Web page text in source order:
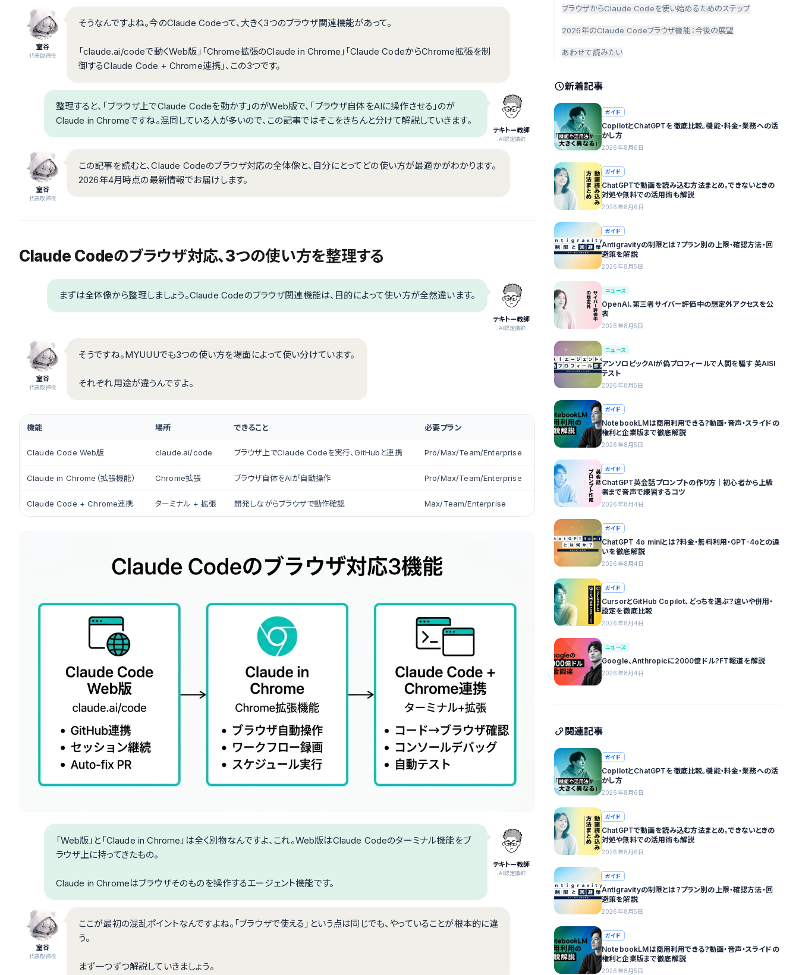
室谷
代表取締役
そうなんですよね。今のClaude Codeって、大きく3つのブラウザ関連機能があって。
「claude.ai/codeで動くWeb版」「Chrome拡張のClaude in Chrome」「Claude CodeからChrome拡張を制
御するClaude Code + Chrome連携」、この3つです。
テキトー教師
.AI認定講師
整理すると、「ブラウザ上でClaude Codeを動かす」のがWeb版で、「ブラウザ自体をAIに操作させる」のが
Claude in Chromeですね。混同している人が多いので、この記事ではそこをきちんと分けて解説していきます。
室谷
代表取締役
この記事を読むと、Claude Codeのブラウザ対応の全体像と、自分にとってどの使い方が最適かがわかります。
2026年4月時点の最新情報でお届けします。
Claude Codeのブラウザ対応、3つの使い方を整理する
テキトー教師
.AI認定講師
まずは全体像から整理しましょう。Claude Codeのブラウザ関連機能は、目的によって使い方が全然違います。
室谷
代表取締役
そうですね。MYUUUでも3つの使い方を場面によって使い分けています。
それぞれ用途が違うんですよ。
機能 場所 できること 必要プラン
Claude Code Web版 claude.ai/code ブラウザ上でClaude Codeを実行、GitHubと連携 Pro/Max/Team/Enterprise
Claude in Chrome（拡張機能） Chrome拡張 ブラウザ自体をAIが自動操作 Pro/Max/Team/Enterprise
Claude Code + Chrome連携 ターミナル + 拡張 開発しながらブラウザで動作確認 Max/Team/Enterprise
テキトー教師
.AI認定講師
「Web版」と「Claude in Chrome」は全く別物なんですよ、これ。Web版はClaude Codeのターミナル機能をブ
ラウザ上に持ってきたもの。
Claude in Chromeはブラウザそのものを操作するエージェント機能です。
室谷
代表取締役
ここが最初の混乱ポイントなんですよね。「ブラウザで使える」という点は同じでも、やっていることが根本的に違
う。
まず一つずつ解説していきましょう。
ブラウザからClaude Codeを使い始めるためのステップ
2026年のClaude Codeブラウザ機能：今後の展望
あわせて読みたい
新着記事
ガイド
CopilotとChatGPTを徹底比較。機能・料金・業務への活
かし方
2026年8月6日
ガイド
ChatGPTで動画を読み込む方法まとめ。できないときの
対処や無料での活用術も解説
2026年8月6日
ガイド
Antigravityの制限とは？プラン別の上限・確認方法・回
避策を解説
2026年8月5日
ニュース
OpenAI、第三者サイバー評価中の想定外アクセスを公
表
2026年8月5日
ニュース
アンソロピックAIが偽プロフィールで人間を騙す 英AISI
テスト
2026年8月5日
ガイド
NotebookLMは商用利用できる？動画・音声・スライドの
権利と企業版まで徹底解説
2026年8月5日
ガイド
ChatGPT英会話プロンプトの作り方｜初心者から上級
者まで音声で練習するコツ
2026年8月4日
ガイド
ChatGPT 4o miniとは？料金・無料利用・GPT-4oとの違
いを徹底解説
2026年8月4日
ガイド
CursorとGitHub Copilot、どっちを選ぶ？違いや併用・
設定を徹底比較
2026年8月4日
ニュース
Google、Anthropicに2000億ドル?FT報道を解説
2026年8月4日
関連記事
ガイド
CopilotとChatGPTを徹底比較。機能・料金・業務への活
かし方
2026年8月6日
ガイド
ChatGPTで動画を読み込む方法まとめ。できないときの
対処や無料での活用術も解説
2026年8月6日
ガイド
Antigravityの制限とは？プラン別の上限・確認方法・回
避策を解説
2026年8月5日
ガイド
NotebookLMは商用利用できる？動画・音声・スライドの
権利と企業版まで徹底解説
2026年8月5日